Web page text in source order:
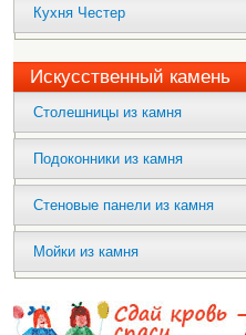
Кухня Честер
Искусственный камень
Столешницы из камня
Подоконники из камня
Стеновые панели из камня
Мойки из камня